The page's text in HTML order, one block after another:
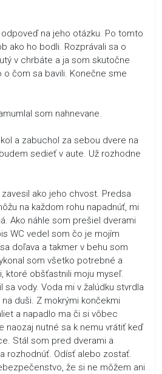
odpoveď na jeho otázku. Po tomto
ako ho bodli. Rozprávali sa o
v chrbáte a ja som skutočne
o čom sa bavili. Konečne sme
som nahnevane.
a zabuchol za sebou dvere na
sedieť v aute. Už rozhodne
ako jeho chvost. Predsa
na každom rohu napadnúť, mi
Ako náhle som prešiel dverami
WC vedel som čo je mojím
doľava a takmer v behu som
som všetko potrebné a
ktoré obšťastnili moju myseľ.
sa vody. Voda mi v žalúdku stvrdla
duši. Z mokrými končekmi
a napadlo ma či si vôbec
naozaj nutné sa k nemu vrátiť keď
Stál som pred dverami a
rozhodnúť. Odísť alebo zostať.
že si ne môžem ani